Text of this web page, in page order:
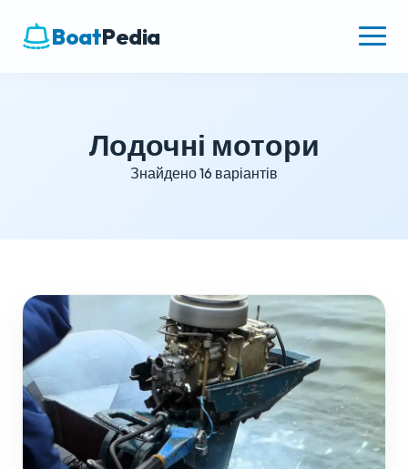
BoatPedia
Лодочні мотори
Знайдено 16 варіантів